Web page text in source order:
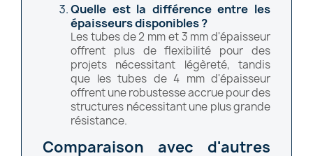
Quelle est la différence entre les
épaisseurs disponibles ?
Les tubes de 2 mm et 3 mm d'épaisseur
offrent plus de flexibilité pour des
projets nécessitant légèreté, tandis
que les tubes de 4 mm d'épaisseur
offrent une robustesse accrue pour des
structures nécessitant une plus grande
résistance.
Comparaison avec d'autres